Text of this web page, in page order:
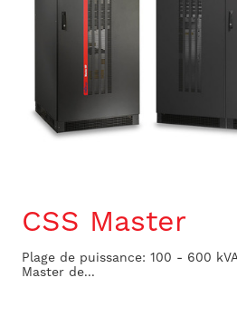
CSS Master
Plage de puissance: 100 - 600
Master de...